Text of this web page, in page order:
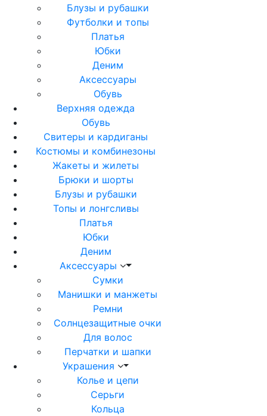
Блузы и рубашки
Футболки и топы
Платья
Юбки
Деним
Аксессуары
Обувь
Верхняя одежда
Обувь
Свитеры и кардиганы
Костюмы и комбинезоны
Жакеты и жилеты
Брюки и шорты
Блузы и рубашки
Топы и лонгсливы
Платья
Юбки
Деним
Аксессуары
Сумки
Манишки и манжеты
Ремни
Солнцезащитные очки
Для волос
Перчатки и шапки
Украшения
Колье и цепи
Серьги
Кольца